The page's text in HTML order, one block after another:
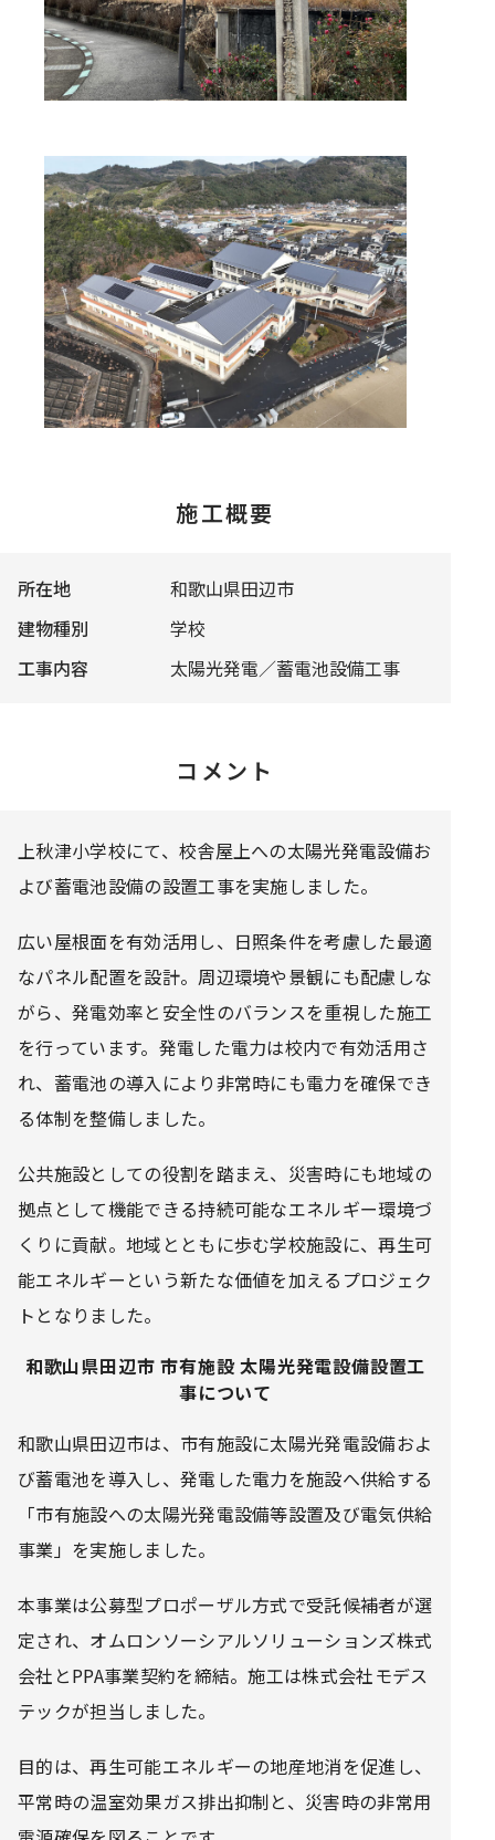
施工概要
所在地
和歌山県田辺市
建物種別
学校
工事内容
太陽光発電／蓄電池設備工事
コメント
上秋津小学校にて、校舎屋上への太陽光発電設備お
よび蓄電池設備の設置工事を実施しました。
広い屋根面を有効活用し、日照条件を考慮した最適
なパネル配置を設計。周辺環境や景観にも配慮しな
がら、発電効率と安全性のバランスを重視した施工
を行っています。発電した電力は校内で有効活用さ
れ、蓄電池の導入により非常時にも電力を確保でき
る体制を整備しました。
公共施設としての役割を踏まえ、災害時にも地域の
拠点として機能できる持続可能なエネルギー環境づ
くりに貢献。地域とともに歩む学校施設に、再生可
能エネルギーという新たな価値を加えるプロジェク
トとなりました。
和歌山県田辺市 市有施設 太陽光発電設備設置工
事について
和歌山県田辺市は、市有施設に太陽光発電設備およ
び蓄電池を導入し、発電した電力を施設へ供給する
「市有施設への太陽光発電設備等設置及び電気供給
事業」を実施しました。
本事業は公募型プロポーザル方式で受託候補者が選
定され、オムロンソーシアルソリューションズ株式
会社とPPA事業契約を締結。施工は株式会社モデス
テックが担当しました。
目的は、再生可能エネルギーの地産地消を促進し、
平常時の温室効果ガス排出抑制と、災害時の非常用